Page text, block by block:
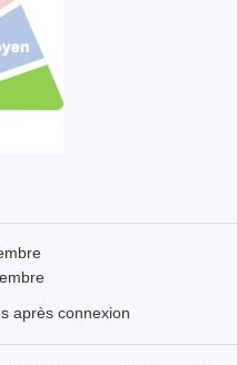
après connexion